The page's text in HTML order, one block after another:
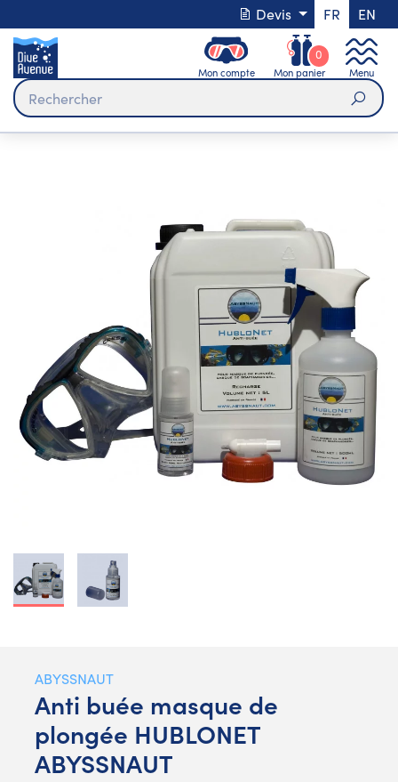
Devis FR EN
Mon compte Mon panier
0
Menu
ABYSSNAUT
Anti buée masque de
plongée HUBLONET
ABYSSNAUT